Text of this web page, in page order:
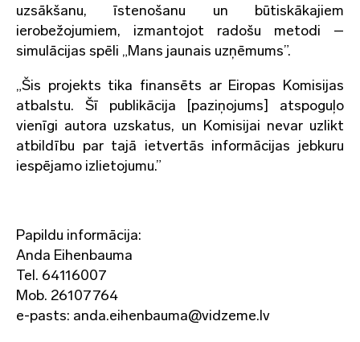
uzsākšanu, īstenošanu un būtiskākajiem
ierobežojumiem, izmantojot radošu metodi –
simulācijas spēli „Mans jaunais uzņēmums”.
„Šis projekts tika finansēts ar Eiropas Komisijas
atbalstu. Šī publikācija [paziņojums] atspoguļo
vienīgi autora uzskatus, un Komisijai nevar uzlikt
atbildību par tajā ietvertās informācijas jebkuru
iespējamo izlietojumu.”
Papildu informācija:
Anda Eihenbauma
Tel. 64116007
Mob. 26107764
e-pasts: anda.eihenbauma@vidzeme.lv